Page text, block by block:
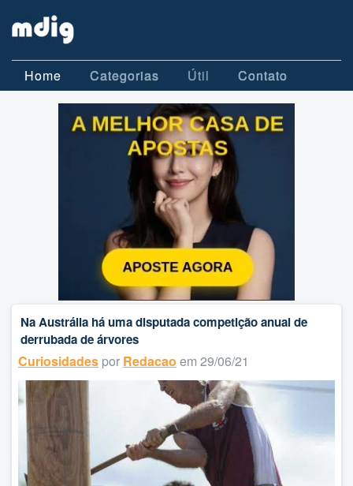
Home Categorias Útil Contato
Na Austrália há uma disputada competição anual de
derrubada de árvores
Curiosidades por Redacao em 29/06/21